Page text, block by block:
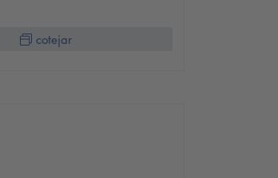
cotejar